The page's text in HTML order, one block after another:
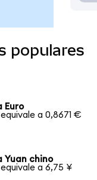
populares
Euro
equivale a 0,8671 €
Yuan chino
equivale a 6,75 ¥